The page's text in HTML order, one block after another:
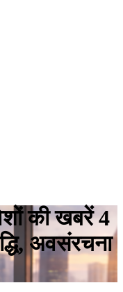
की खबरें 4
अवसंरचना